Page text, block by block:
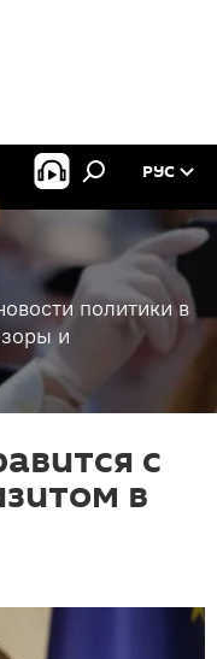
РУС
политики в
и
с
в